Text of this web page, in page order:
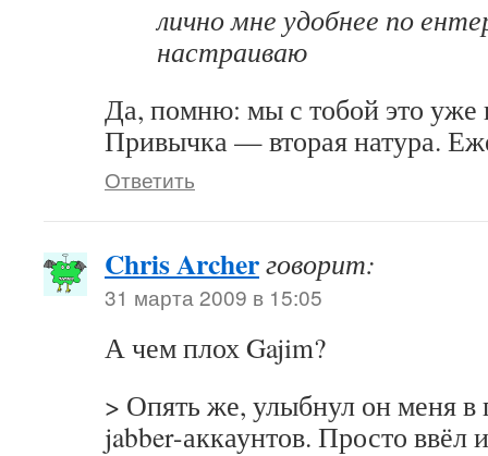
лично мне удобнее по
настраиваю
Да, помню: мы с тобой это уже
Привычка — вторая натура.
Ответить
Chris Archerговорит:
31 марта 2009 в 15:05
А чем плох Gajim?
> Опять же, улыбнул он меня в
jabber-аккаунтов. Просто ввёл